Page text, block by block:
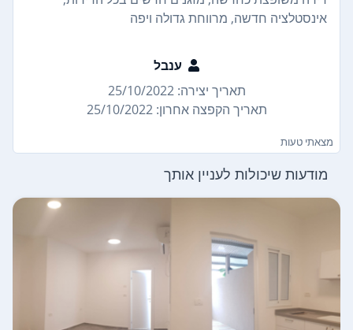
אינסטלציה חדשה, מרווחת גדולה ויפה
ענבל
תאריך יצירה: 25/10/2022
תאריך הקפצה אחרון: 25/10/2022
מצאתי טעות
מודעות שיכולות לעניין אותך